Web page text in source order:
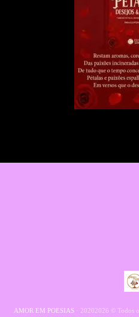
AMOR EM POESIAS· 20202026 © Todos